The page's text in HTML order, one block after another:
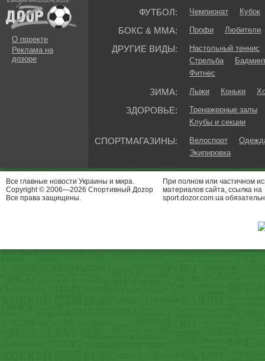
О проекте
Реклама на
дозоре
ФУТБОЛ: Чемпионат Кубок
БОКС & ММА: Профи Любители
ДРУГИЕ ВИДЫ:
Настольный теннис
Стрельба
Фитнес
ЗИМА: Лыжи Коньки
ЗДОРОВЬЕ:
Тренажерные залы
Клубы и секции
СПОРТМАГАЗИНЫ: Велоспорт
Экипировка
Все главные новости Украины и мира.
Copyright © 2006—2026 Спортивный Доzор
Все права защищены.
При полном или частичном
материалов сайта, ссылка на
sport.dozor.com.ua